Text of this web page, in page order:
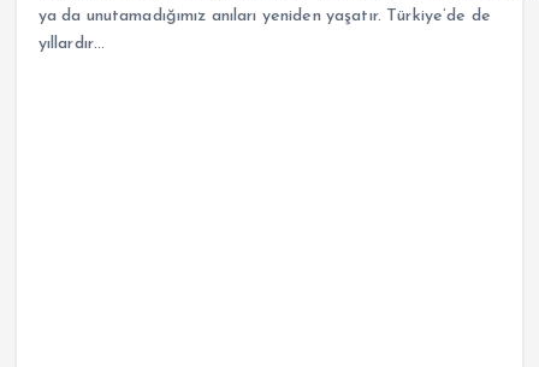
ya da unutamadığımız anıları yeniden yaşatır. Türkiye’de de
yıllardır…